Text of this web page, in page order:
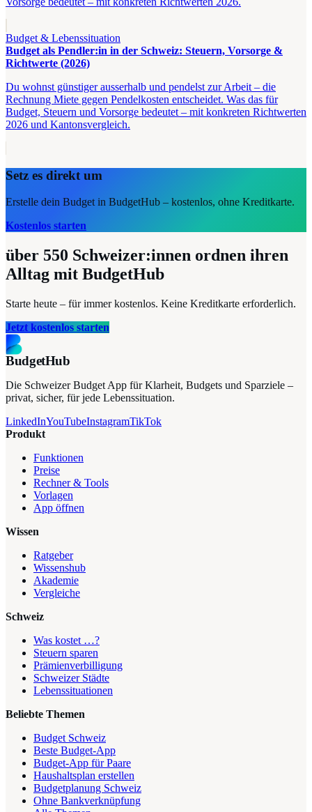
Budget & Lebenssituation
Budget als Pendler:in in der Schweiz: Steuern, Vorsorge &
Richtwerte (2026)
Du wohnst günstiger ausserhalb und pendelst zur Arbeit – die
Rechnung Miete gegen Pendelkosten entscheidet. Was das für
Budget, Steuern und Vorsorge bedeutet – mit konkreten Richtwerten
2026 und Kantonsvergleich.
Setz es direkt um
Erstelle dein Budget in BudgetHub – kostenlos, ohne Kreditkarte.
Kostenlos starten
über 550 Schweizer:innen ordnen ihren
Alltag mit BudgetHub
Starte heute – für immer kostenlos. Keine Kreditkarte erforderlich.
Jetzt kostenlos starten
BudgetHub
Die Schweizer Budget App für Klarheit, Budgets und Sparziele –
privat, sicher, für jede Lebenssituation.
LinkedInYouTubeInstagramTikTok
Produkt
Funktionen
Preise
Rechner & Tools
Vorlagen
App öffnen
Wissen
Ratgeber
Wissenshub
Akademie
Vergleiche
Schweiz
Was kostet …?
Steuern sparen
Prämienverbilligung
Schweizer Städte
Lebenssituationen
Beliebte Themen
Budget Schweiz
Beste Budget-App
Budget-App für Paare
Haushaltsplan erstellen
Budgetplanung Schweiz
Ohne Bankverknüpfung